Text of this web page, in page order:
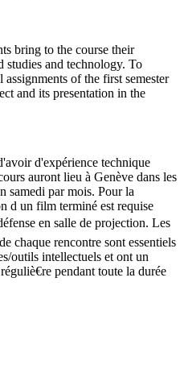
bring to the course their
and technology. To
of the first semester
and its presentation in the
d'expérience technique
auront lieu à Genève dans les
samedi par mois. Pour la
d un film terminé est requise
en salle de projection. Les
chaque rencontre sont essentiels
outils intellectuels et ont un
pendant toute la durée